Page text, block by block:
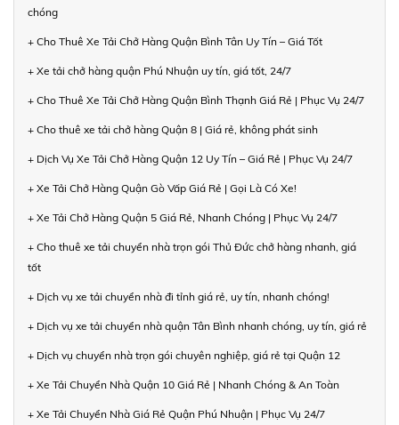
chóng
+ Cho Thuê Xe Tải Chở Hàng Quận Bình Tân Uy Tín – Giá Tốt
+ Xe tải chở hàng quận Phú Nhuận uy tín, giá tốt, 24/7
+ Cho Thuê Xe Tải Chở Hàng Quận Bình Thạnh Giá Rẻ | Phục Vụ 24/7
+ Cho thuê xe tải chở hàng Quận 8 | Giá rẻ, không phát sinh
+ Dịch Vụ Xe Tải Chở Hàng Quận 12 Uy Tín – Giá Rẻ | Phục Vụ 24/7
+ Xe Tải Chở Hàng Quận Gò Vấp Giá Rẻ | Gọi Là Có Xe!
+ Xe Tải Chở Hàng Quận 5 Giá Rẻ, Nhanh Chóng | Phục Vụ 24/7
+ Cho thuê xe tải chuyển nhà trọn gói Thủ Đức chở hàng nhanh, giá
tốt
+ Dịch vụ xe tải chuyển nhà đi tỉnh giá rẻ, uy tín, nhanh chóng!
+ Dịch vụ xe tải chuyển nhà quận Tân Bình nhanh chóng, uy tín, giá rẻ
+ Dịch vụ chuyển nhà trọn gói chuyên nghiệp, giá rẻ tại Quận 12
+ Xe Tải Chuyển Nhà Quận 10 Giá Rẻ | Nhanh Chóng & An Toàn
+ Xe Tải Chuyển Nhà Giá Rẻ Quận Phú Nhuận | Phục Vụ 24/7